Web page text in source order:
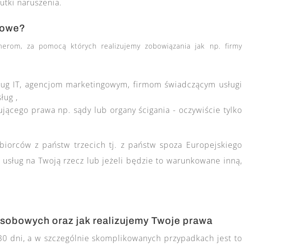
naruszenia.
za pomocą których realizujemy zobowiązania jak np. firmy
IT, agencjom marketingowym, firmom świadczącym usługi
,
prawa np. sądy lub organy ścigania - oczywiście tylko
z państw trzecich tj. z państw spoza Europejskiego
na Twoją rzecz lub jeżeli będzie to warunkowane inną,
oraz jak realizujemy Twoje prawa
dni, a w szczególnie skomplikowanych przypadkach jest to